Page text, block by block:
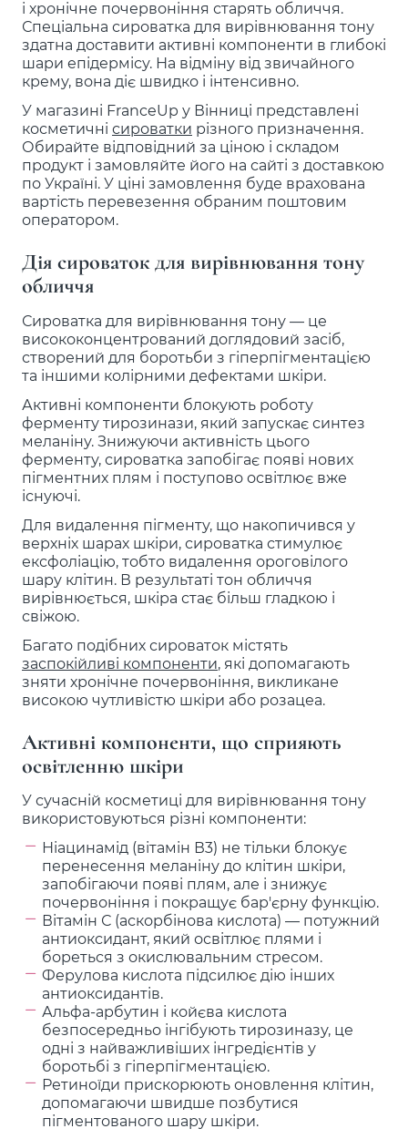
і хронічне почервоніння старять обличчя.
Спеціальна сироватка для вирівнювання тону
здатна доставити активні компоненти в глибокі
шари епідермісу. На відміну від звичайного
крему, вона діє швидко і інтенсивно.
У магазині FranceUp у Вінниці представлені
косметичні сироватки різного призначення.
Обирайте відповідний за ціною і складом
продукт і замовляйте його на сайті з доставкою
по Україні. У ціні замовлення буде врахована
вартість перевезення обраним поштовим
оператором.
Дія сироваток для вирівнювання тону
обличчя
Сироватка для вирівнювання тону — це
висококонцентрований доглядовий засіб,
створений для боротьби з гіперпігментацією
та іншими колірними дефектами шкіри.
Активні компоненти блокують роботу
ферменту тирозинази, який запускає синтез
меланіну. Знижуючи активність цього
ферменту, сироватка запобігає появі нових
пігментних плям і поступово освітлює вже
існуючі.
Для видалення пігменту, що накопичився у
верхніх шарах шкіри, сироватка стимулює
ексфоліацію, тобто видалення ороговілого
шару клітин. В результаті тон обличчя
вирівнюється, шкіра стає більш гладкою і
свіжою.
Багато подібних сироваток містять
заспокійливі компоненти, які допомагають
зняти хронічне почервоніння, викликане
високою чутливістю шкіри або розацеа.
Активні компоненти, що сприяють
освітленню шкіри
У сучасній косметиці для вирівнювання тону
використовуються різні компоненти:
Ніацинамід (вітамін В3) не тільки блокує
перенесення меланіну до клітин шкіри,
запобігаючи появі плям, але і знижує
почервоніння і покращує бар'єрну функцію.
Вітамін С (аскорбінова кислота) — потужний
антиоксидант, який освітлює плями і
бореться з окислювальним стресом.
Ферулова кислота підсилює дію інших
антиоксидантів.
Альфа-арбутин і койєва кислота
безпосередньо інгібують тирозиназу, це
одні з найважливіших інгредієнтів у
боротьбі з гіперпігментацією.
Ретиноїди прискорюють оновлення клітин,
допомагаючи швидше позбутися
пігментованого шару шкіри.